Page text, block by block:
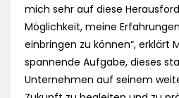
mich sehr auf diese
Möglichkeit, meine Erfahrungen
einbringen zu können“, erklärt
spannende Aufgabe, dieses
Unternehmen auf seinem